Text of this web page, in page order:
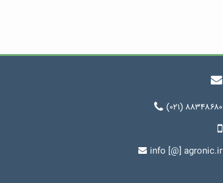
(۰۲۱) ۸۸۳۴۸۶۸۰
info [@] agronic.ir